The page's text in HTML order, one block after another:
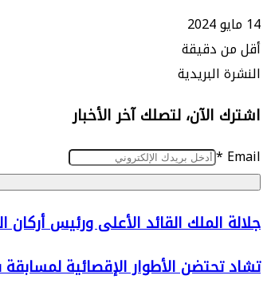
14 مايو 2024
أقل من دقيقة
فيسبوك
ماسنجر
ماسنجر
واتساب
تيلقرام
مشاركة
البريد
طباعة
النشرة البريدية
اشترك الآن، لتصلك آخر الأخبار
Email
*
جلالة
القائد
جلالة الملك القائد الأعلى ورئيس أركان
تشاد
تشاد تحتضن الأطوار الإقصائية